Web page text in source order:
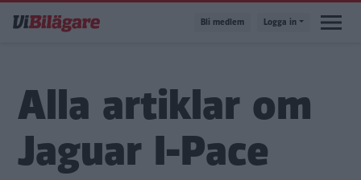
till
Bli medlem Logga in
Alla artiklar om
Jaguar I-Pace